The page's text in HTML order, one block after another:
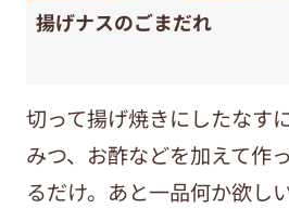
揚げナスのごまだれ
切って揚げ焼きにしたなす
みつ、お酢などを加えて作
るだけ。あと一品何か欲し